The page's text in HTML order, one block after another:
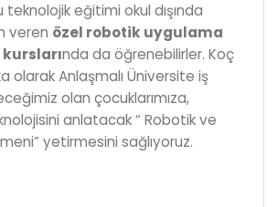
teknolojik eğitimi okul dışında
veren özel robotik uygulama
nda da öğrenebilirler. Koç
olarak Anlaşmalı Üniversite iş
olan çocuklarımıza,
anlatacak “ Robotik ve
yetirmesini sağlıyoruz.